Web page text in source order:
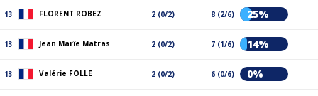
13 FLORENT ROBEZ 2 (0/2) 8 (2/6) 25%
13 Jean Marîe Matras 2 (0/2) 7 (1/6) 14%
13 Valérie FOLLE 2 (0/2) 6 (0/6) 0%